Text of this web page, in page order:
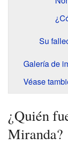
Su
Galería de
Véase
¿Quién
Miranda?